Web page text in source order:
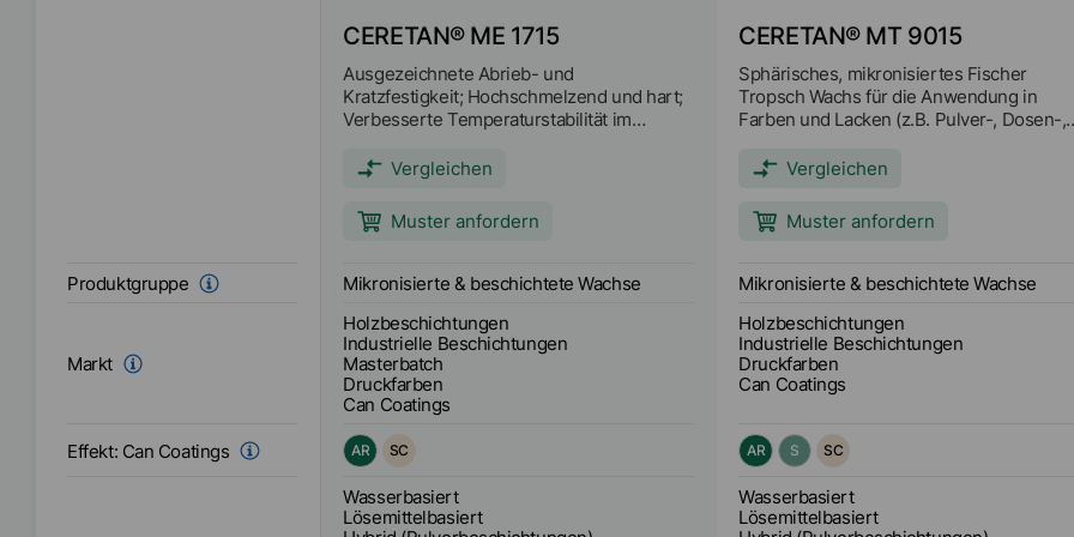
Produktgruppe
Markt
Effekt: Can Coatings
CERETAN® ME 1715
Ausgezeichnete Abrieb- und
Kratzfestigkeit; Hochschmelzend und hart;
Verbesserte Temperaturstabilität im
Hervorragende Antiblockierwirkung.
Vergleichen
Muster anfordern
Mikronisierte & beschichtete Wachse
Holzbeschichtungen
Industrielle Beschichtungen
Masterbatch
Druckfarben
Can Coatings
AR SC
Wasserbasiert
Lösemittelbasiert
CERETAN® MT 9015
Sphärisches, mikronisiertes Fischer
Tropsch Wachs für die Anwendung in
Farben und Lacken (z.B. Pulver-, Dosen-,
Parkettlacke) und Druckfarben (z.B.
Tiefdruck-, Überdruck-, Siebdruck-,
Heatset-, Bogen- und Coldsetfarben)
Vergleichen
Muster anfordern
Mikronisierte & beschichtete Wachse
Holzbeschichtungen
Industrielle Beschichtungen
Druckfarben
Can Coatings
AR S SC
Wasserbasiert
Lösemittelbasiert